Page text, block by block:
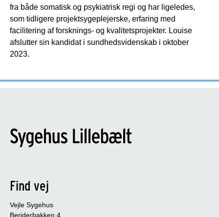
fra både somatisk og psykiatrisk regi og har ligeledes,
som tidligere projektsygeplejerske, erfaring med
facilitering af forsknings- og kvalitetsprojekter. Louise
afslutter sin kandidat i sundhedsvidenskab i oktober
2023.
Find vej
Vejle Sygehus
Beriderbakken 4